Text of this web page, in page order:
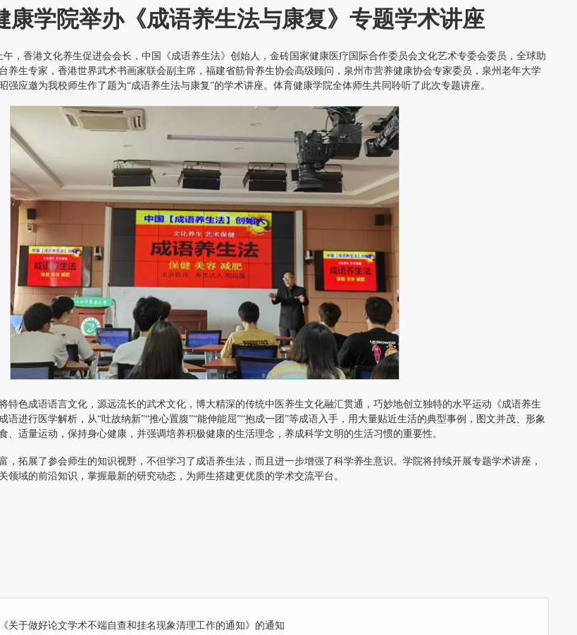
康学院举办《成语养生法与康复》专题学术讲座
午，香港文化养生促进会会长，中国《成语养生法》创始人，金砖国家健康医疗国际合作委员会文化艺术专委会委员，全球助
养生专家，香港世界武术书画家联会副主席，福建省筋骨养生协会高级顾问，泉州市营养健康协会专家委员，泉州老年大学
强应邀为我校师生作了题为“成语养生法与康复”的学术讲座。体育健康学院全体师生共同聆听了此次专题讲座。
特色成语语言文化，源远流长的武术文化，博大精深的传统中医养生文化融汇贯通，巧妙地创立独特的水平运动《成语养生
语进行医学解析，从“吐故纳新”“推心置腹”“能伸能屈”“抱成一团”等成语入手，用大量贴近生活的典型事例，图文并茂、形象
、适量运动，保持身心健康，并强调培养积极健康的生活理念，养成科学文明的生活习惯的重要性。
，拓展了参会师生的知识视野，不但学习了成语养生法，而且进一步增强了科学养生意识。学院将持续开展专题学术讲座，
领域的前沿知识，掌握最新的研究动态，为师生搭建更优质的学术交流平台。
关于做好论文学术不端自查和挂名现象清理工作的通知》的通知